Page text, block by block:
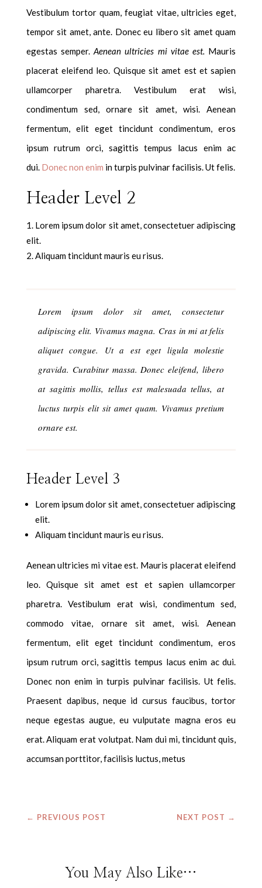
Vestibulum tortor quam, feugiat vitae, ultricies eget,
tempor sit amet, ante. Donec eu libero sit amet quam
egestas semper.Aenean ultricies mi vitae est. Mauris
placerat eleifend leo. Quisque sit amet est et sapien
ullamcorper pharetra. Vestibulum erat wisi,
condimentum sed, ornare sit amet, wisi. Aenean
fermentum, elit eget tincidunt condimentum, eros
ipsum rutrum orci, sagittis tempus lacus enim ac
dui. Donec non enim in turpis pulvinar facilisis. Ut felis.
Header Level 2
Lorem ipsum dolor sit amet, consectetuer adipiscing
elit.
Aliquam tincidunt mauris eu risus.
Lorem ipsum dolor sit amet, consectetur
adipiscing elit. Vivamus magna. Cras in mi at felis
aliquet congue. Ut a est eget ligula molestie
gravida. Curabitur massa. Donec eleifend, libero
at sagittis mollis, tellus est malesuada tellus, at
luctus turpis elit sit amet quam. Vivamus pretium
ornare est.
Header Level 3
Lorem ipsum dolor sit amet, consectetuer adipiscing
elit.
Aliquam tincidunt mauris eu risus.
Aenean ultricies mi vitae est. Mauris placerat eleifend
leo. Quisque sit amet est et sapien ullamcorper
pharetra. Vestibulum erat wisi, condimentum sed,
commodo vitae, ornare sit amet, wisi. Aenean
fermentum, elit eget tincidunt condimentum, eros
ipsum rutrum orci, sagittis tempus lacus enim ac dui.
Donec non enim in turpis pulvinar facilisis. Ut felis.
Praesent dapibus, neque id cursus faucibus, tortor
neque egestas augue, eu vulputate magna eros eu
erat. Aliquam erat volutpat. Nam dui mi, tincidunt quis,
accumsan porttitor, facilisis luctus, metus
← PREVIOUS POST NEXT POST →
You May Also Like…